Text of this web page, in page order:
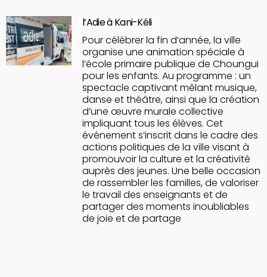
l’Adie à Kani-Kéli
Pour célébrer la fin d’année, la ville
organise une animation spéciale à
l’école primaire publique de Choungui
pour les enfants. Au programme : un
spectacle captivant mêlant musique,
danse et théâtre, ainsi que la création
d’une œuvre murale collective
impliquant tous les élèves. Cet
événement s’inscrit dans le cadre des
actions politiques de la ville visant à
promouvoir la culture et la créativité
auprès des jeunes. Une belle occasion
de rassembler les familles, de valoriser
le travail des enseignants et de
partager des moments inoubliables
de joie et de partage